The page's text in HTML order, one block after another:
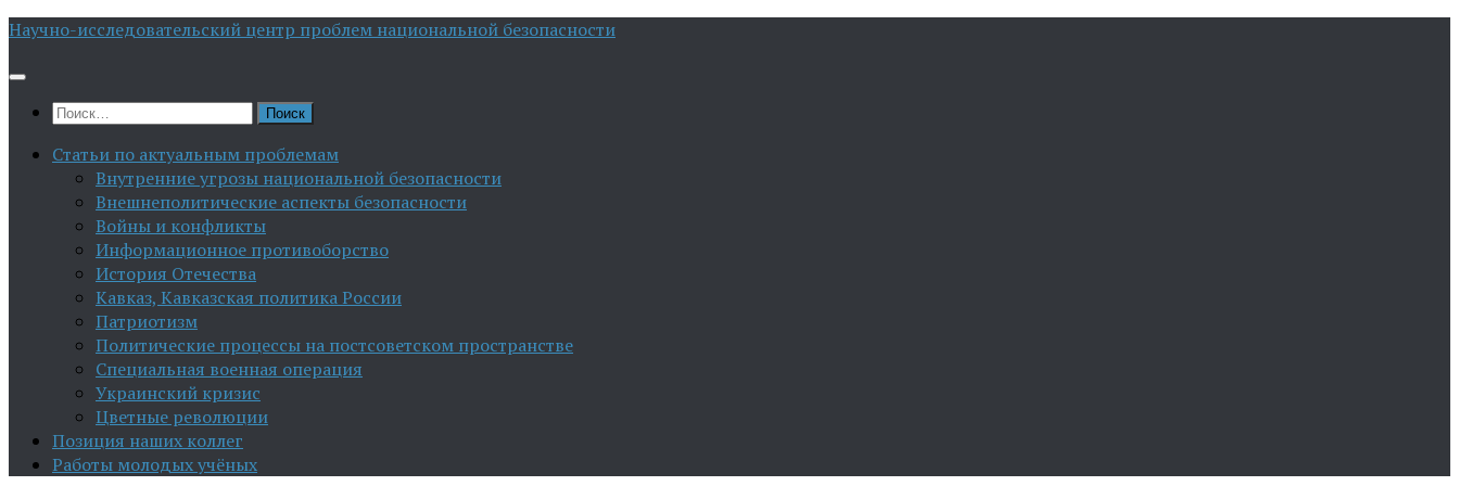
Перейти
содержимому
Научно-исследовательский центр проблем национальной безопасности
Найти:
Статьи по актуальным проблемам
Внутренние угрозы национальной безопасности
Внешнеполитические аспекты безопасности
Войны и конфликты
Информационное противоборство
История Отечества
Кавказ, Кавказская политика России
Патриотизм
Политические процессы на постсоветском пространстве
Специальная военная операция
Украинский кризис
Цветные революции
Позиция наших коллег
Работы молодых учёных